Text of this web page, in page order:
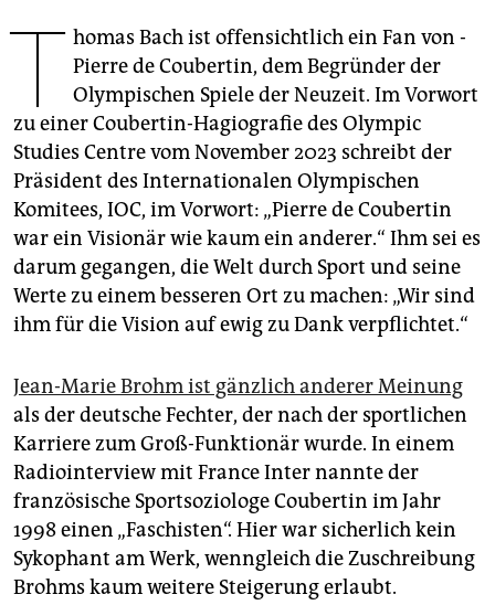
genossenschaft
epaper login
T homas Bach ist offensichtlich ein Fan von ­
Pierre de Coubertin, dem Begründer der
Olympischen Spiele der Neuzeit. Im Vorwort
zu einer Coubertin-Hagiografie des Olympic
Studies Centre vom November 2023 schreibt der
Präsident des Internationalen Olympischen
Komitees, IOC, im Vorwort: „­Pierre de Coubertin
war ein Visionär wie kaum ein anderer.“ Ihm sei es
darum gegangen, die Welt durch Sport und seine
Werte zu einem besseren Ort zu machen: „Wir sind
ihm für die Vision auf ewig zu Dank verpflichtet.“
Jean-Marie Brohm ist gänzlich anderer Meinung
als der deutsche Fechter, der nach der sportlichen
Karriere zum Groß-Funktionär wurde. In einem
Radiointerview mit France Inter nannte der
französische Sportsoziologe Coubertin im Jahr
1998 einen „Faschisten“. Hier war sicherlich kein
Sykophant am Werk, wenngleich die Zuschreibung
Brohms kaum weitere Steigerung erlaubt.